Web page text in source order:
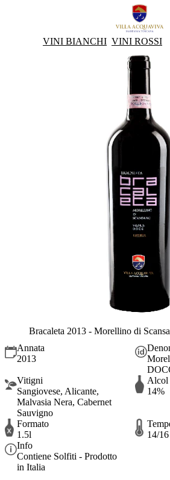
VINI BIANCHI VINI ROSSI
Bracaleta 2013 - Morellino di
Annata
2013
Vitigni
Sangiovese, Alicante,
Malvasia Nera, Cabernet
Sauvigno
Alcol
14%
Formato
1.5l
14/16
Info
Contiene Solfiti - Prodotto
in Italia